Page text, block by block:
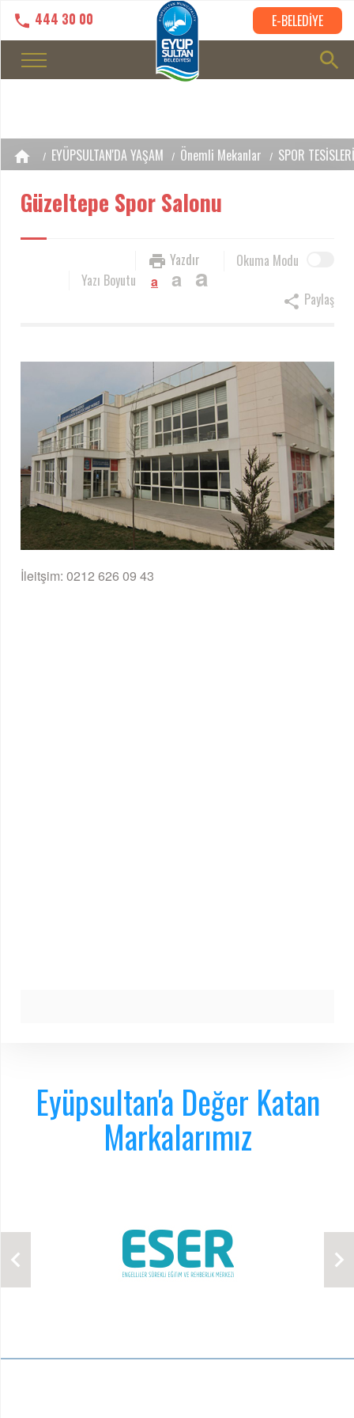
444 30 00 E-BELEDİYE
EYÜPSULTAN'DA YAŞAM Önemli Mekanlar SPOR TESİSLERİ
Güzeltepe Spor Salonu
Okuma Modu
Yazdır
Yazı Boyutu
a a a
Paylaş
İleitşim: 0212 626 09 43
Eyüpsultan'a Değer Katan
Markalarımız